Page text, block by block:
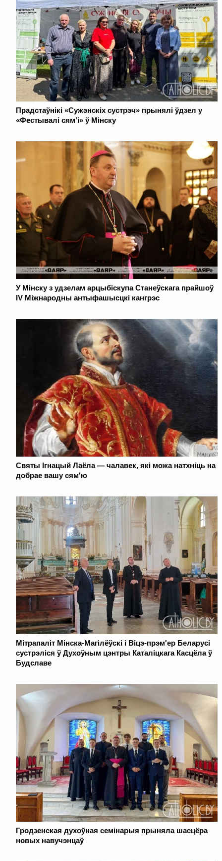
Прадстаўнікі «Сужэнскіх сустрэч» прынялі ўдзел у
«Фестывалі сям’і» ў Мінску
У Мінску з удзелам арцыбіскупа Станеўскага прайшоў
IV Міжнародны антыфашысцкі кангрэс
Святы Ігнацый Лаёла — чалавек, які можа натхніць на
добрае вашу сям'ю
Мітрапаліт Мінска-Магілёўскі і Віцэ-прэм'ер Беларусі
сустрэліся ў Духоўным цэнтры Каталіцкага Касцёла ў
Будславе
Гродзенская духоўная семінарыя прыняла шасцёра
новых навучэнцаў